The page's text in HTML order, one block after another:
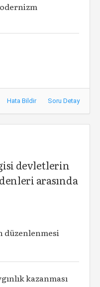
Hata Bildir Soru Detay
devletlerin
arasında
düzenlenmesi
kazanması